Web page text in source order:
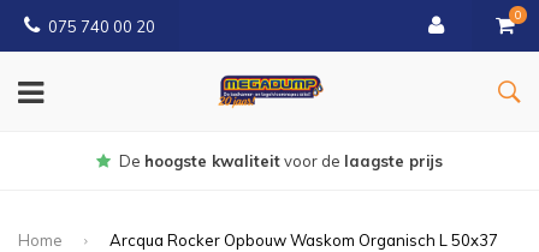
075 740 00 20
0
Gratisbezorgd vanaf € 150
Home
Arcqua Rocker Opbouw Waskom Organisch L 50x37